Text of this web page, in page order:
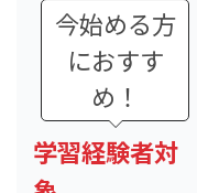
今始める方
におすす
め！
学習経験者対